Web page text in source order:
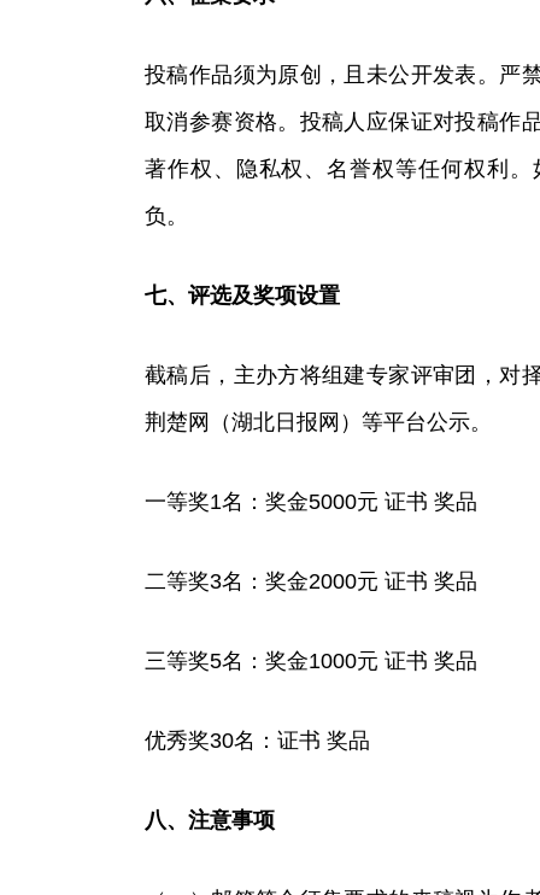
投稿作品须为原创，且未公开发表。严
取消参赛资格。投稿人应保证对投稿作
著作权、隐私权、名誉权等任何权利
负。
七、评选及奖项设置
截稿后，主办方将组建专家评审团，对
荆楚网（湖北日报网）等平台公示。
一等奖1名：奖金5000元 证书 奖品
二等奖3名：奖金2000元 证书 奖品
三等奖5名：奖金1000元 证书 奖品
优秀奖30名：证书 奖品
八、注意事项